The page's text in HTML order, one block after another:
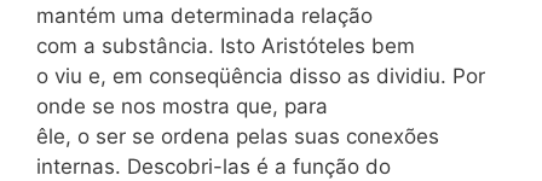
mantém uma determinada relação
com a substância. Isto Aristóteles bem
o viu e, em conseqüência disso as dividiu. Por
onde se nos mostra que, para
êle, o ser se ordena pelas suas conexões
internas. Descobri-las é a função do